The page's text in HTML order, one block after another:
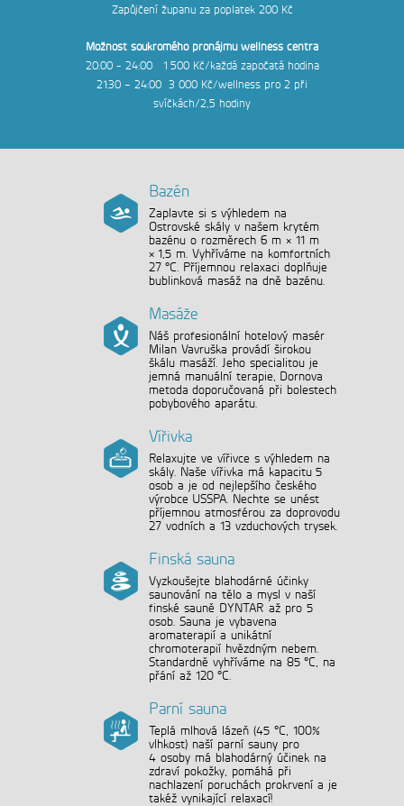
Zapůjčení županu za poplatek 200 Kč
Možnost soukromého pronájmu wellness centra
20:00 - 24:00 1 500 Kč/každá započatá hodina
21:30 – 24:00 3 000 Kč/wellness pro 2 při
svíčkách/2,5 hodiny
Bazén
Zaplavte si s výhledem na
Ostrovské skály v našem krytém
bazénu o rozměrech 6 m × 11 m
× 1,5 m. Vyhříváme na komfortních
27 °C. Příjemnou relaxaci doplňuje
bublinková masáž na dně bazénu.
Masáže
Náš profesionální hotelový masér
Milan Vavruška provádí širokou
škálu masáží. Jeho specialitou je
jemná manuální terapie, Dornova
metoda doporučovaná při bolestech
pobybového aparátu.
Vířivka
Relaxujte ve vířivce s výhledem na
skály. Naše vířivka má kapacitu 5
osob a je od nejlepšího českého
výrobce USSPA. Nechte se unést
příjemnou atmosférou za doprovodu
27 vodních a 13 vzduchových trysek.
Finská sauna
Vyzkoušejte blahodárné účinky
saunování na tělo a mysl v naší
finské sauně DYNTAR až pro 5
osob. Sauna je vybavena
aromaterapií a unikátní
chromoterapií hvězdným nebem.
Standardně vyhříváme na 85 °C, na
přání až 120 °C.
Parní sauna
Teplá mlhová lázeň (45 °C, 100%
vlhkost) naší parní sauny pro
4 osoby má blahodárný účinek na
zdraví pokožky, pomáhá při
nachlazení poruchách prokrvení a je
takéž vynikající relaxací!